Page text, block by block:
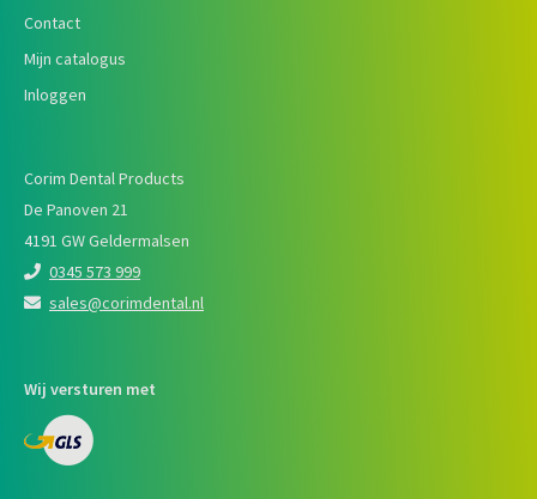
Contact
Mijn catalogus
Inloggen
Corim Dental Products
De Panoven 21
4191 GW Geldermalsen
0345 573 999
sales@corimdental.nl
Wij versturen met